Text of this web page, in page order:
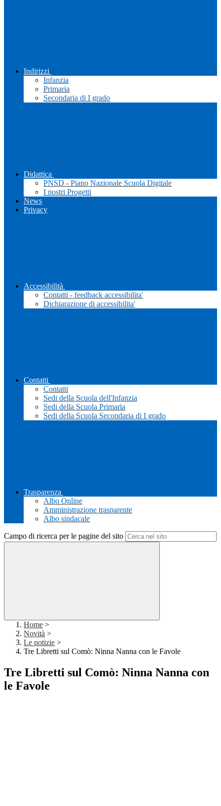
Indirizzi
Infanzia
Primaria
Secondaria di I grado
Didattica
PNSD - Piano Nazionale Scuola Digitale
I nostri Progetti
News
Privacy
Accessibilità
Contatti - feedback accessibilita'
Dichiarazione di accessibilita'
Contatti
Contatti
Sedi della Scuola dell'Infanzia
Sedi della Scuola Primaria
Sedi della Scuola Secondaria di I grado
Trasparenza
Albo Online
Amministrazione trasparente
Albo sindacale
Campo di ricerca per le pagine del sito
Home >
Novità >
Le notizie >
Tre Libretti sul Comò: Ninna Nanna con le Favole
Tre Libretti sul Comò: Ninna Nanna con
le Favole